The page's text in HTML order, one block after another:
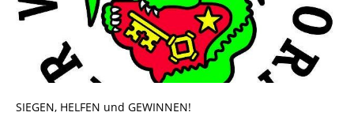
SIEGEN, HELFEN und GEWINNEN!